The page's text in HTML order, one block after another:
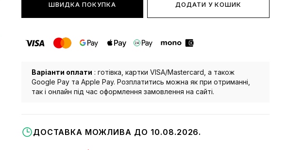
ШВИДКА ПОКУПКА ДОДАТИ У КОШИК
Варіанти оплати : готівка, картки VISA/Mastercard, а також
Google Pay та Apple Pay. Розплатитись можна як при отриманні,
так і онлайн під час оформлення замовлення на сайті.
ДОСТАВКА МОЖЛИВА ДО 10.08.2026.